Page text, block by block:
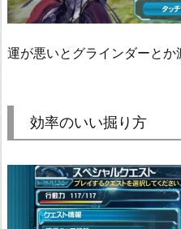
運が悪いとグラインダーと
効率のいい掘り方